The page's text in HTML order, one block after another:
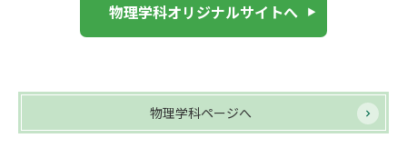
物理学科オリジナルサイトへ
物理学科ページへ